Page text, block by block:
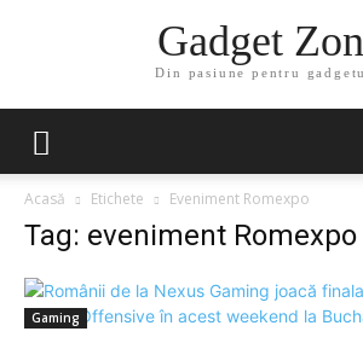
Gadget
Din pasiune pentru
Acasă Etichete Eveniment Romexpo
Tag: eveniment Romexpo
Gaming